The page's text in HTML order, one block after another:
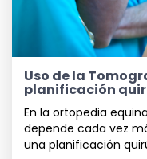
Uso de la
planificación
En la ortopedia
depende cada vez
una planificación